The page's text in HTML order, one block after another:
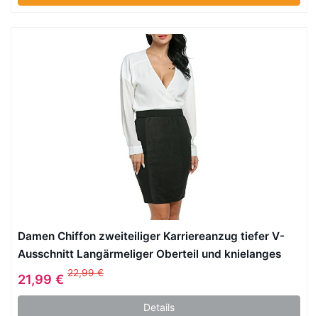
Damen Chiffon zweiteiliger Karriereanzug tiefer V-
Ausschnitt Langärmeliger Oberteil und knielanges
Kleid mit elastischer Taile Bleistift Design und
rückseitigenreißverschluss
21,99 € 22,99 €
Details